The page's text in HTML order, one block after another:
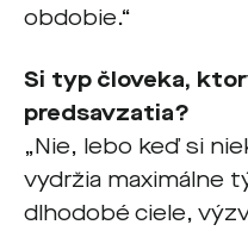
obdobie.“
Si typ človeka,
predsavzatia?
„Nie, lebo keď si
vydržia maximálne
dlhodobé ciele,